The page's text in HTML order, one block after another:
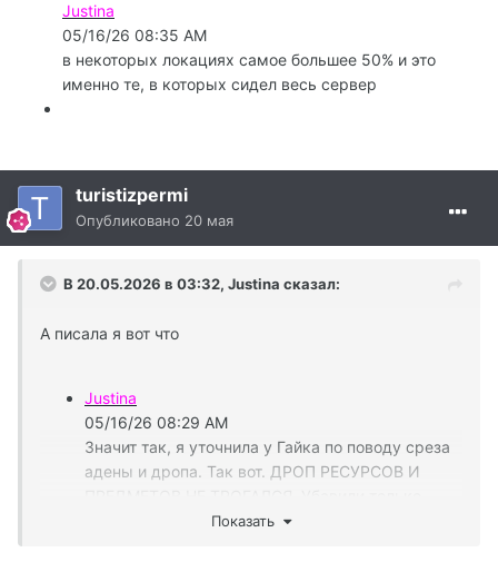
Justina
05/16/26 08:35 AM
в некоторых локациях самое большее 50% и это
именно те, в которых сидел весь сервер
turistizpermi
Опубликовано 20 мая
В 20.05.2026 в 03:32, Justina сказал:
А писала я вот что
Justina
05/16/26 08:29 AM
Значит так, я уточнила у Гайка по поводу среза
адены и дропа. Так вот. ДРОП РЕСУРСОВ И
выпадение адены, и не во всех локациях, и не в
Показать